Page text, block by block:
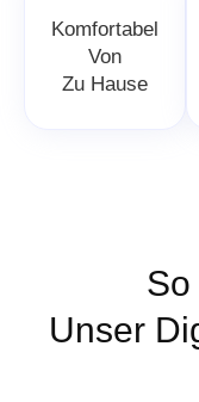
Komfortabel
Von
Zu Hause
Unser